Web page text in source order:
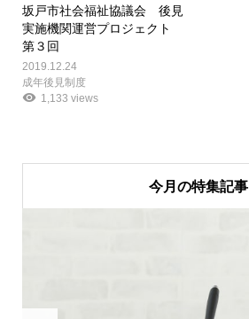
坂戸市社会福祉協議会 後見
実施機関運営プロジェクト
第３回
2019.12.24
成年後見制度
1,133 views
今月の特集記事